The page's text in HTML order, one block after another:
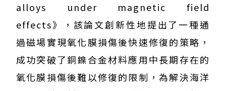
alloys under magnetic field
effects》，該論文創新性地提出了一種通
過磁場實現氧化膜損傷後快速修復的策略，
成功突破了銅鎳合金材料應用中長期存在的
氧化膜損傷後難以修復的限制，為解決海洋